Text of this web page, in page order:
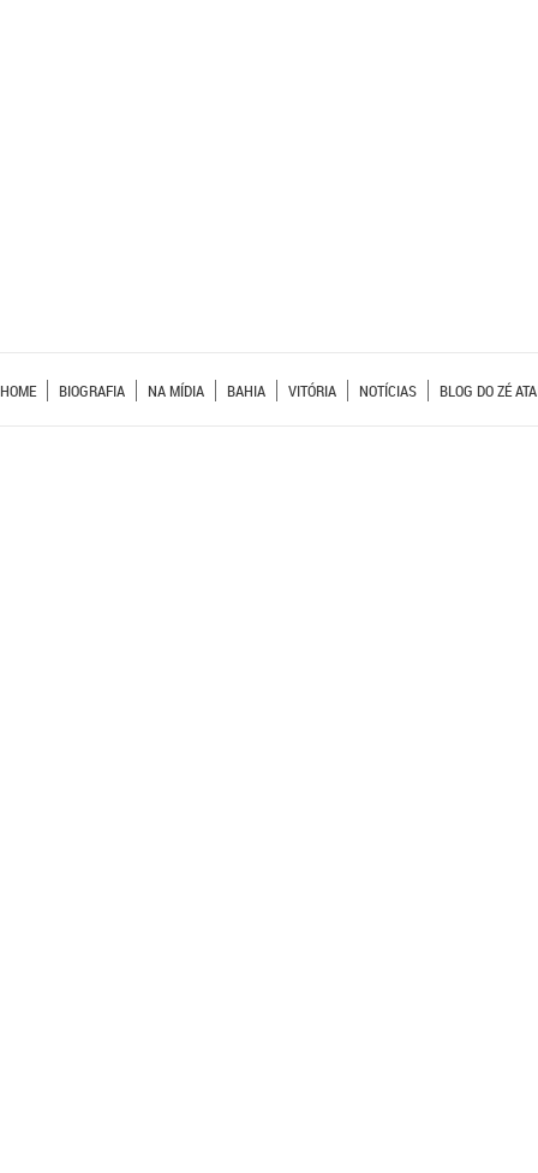
HOME BIOGRAFIA NA MÍDIA BAHIA VITÓRIA NOTÍCIAS BLOG DO ZÉ